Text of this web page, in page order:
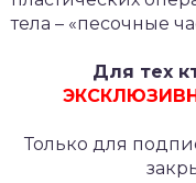
тела – «песочные
Для тех
Только для